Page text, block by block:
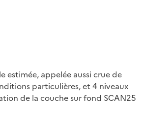
estimée, appelée aussi crue de
particulières, et 4 niveaux
de la couche sur fond SCAN25